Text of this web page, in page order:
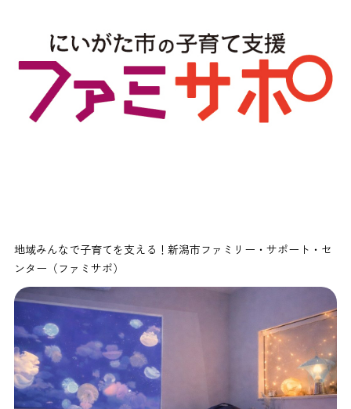
地域みんなで子育てを支える！新潟市ファミリー・サポート・セ
ンター（ファミサポ）